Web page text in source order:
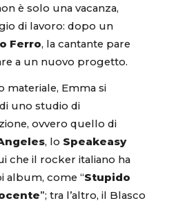
è solo una vacanza,
di lavoro: dopo un
Ferro, la cantante pare
a un nuovo progetto.
materiale, Emma si
uno studio di
ovvero quello di
, lo Speakeasy
che il rocker italiano ha
album, come “Stupido
”; tra l’altro, il Blasco